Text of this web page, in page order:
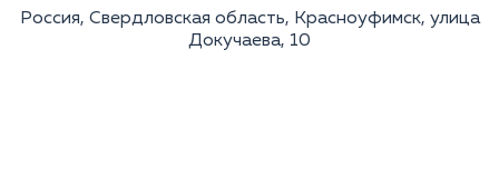
Россия, Свердловская область, Красноуфимск, улица
Докучаева, 10